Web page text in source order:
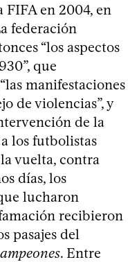
en 2004, en
federación
“los aspectos
que
manifestaciones
de violencias”, y
de la
los futbolistas
vuelta, contra
días, los
lucharon
recibieron
pasajes del
. Entre